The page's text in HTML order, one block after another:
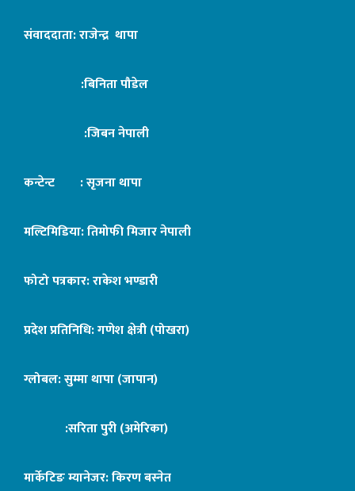
संवाददाता: राजेन्द्र थापा
:बिनिता पौडेल
:जिबन नेपाली
कन्टेन्ट : सृजना थापा
मल्टिमिडिया: तिमोफी मिजार नेपाली
फोटो पत्रकार: राकेश भण्डारी
प्रदेश प्रतिनिधि: गणेश क्षेत्री (पोखरा)
ग्लोबल: सुम्मा थापा (जापान)
:सरिता पुरी (अमेरिका)
मार्केटिङ म्यानेजर: किरण बस्नेत